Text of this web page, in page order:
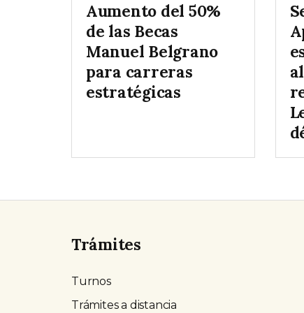
Aumento del 50%
de las Becas
Manuel Belgrano
para carreras
estratégicas
Trámites
Turnos
Trámites a distancia